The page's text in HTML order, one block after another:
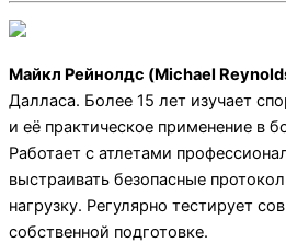
Майкл Рейнолдс (Michael
Далласа. Более 15 лет изучает
и её практическое применение в
Работает с атлетами
выстраивать безопасные
нагрузку. Регулярно тестирует
собственной подготовке.